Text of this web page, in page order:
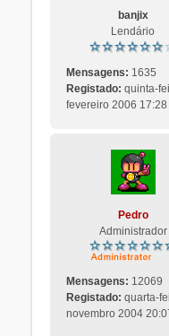
banjix
Lendário
Mensagens: 1635
Registado: quinta-
fevereiro 2006 17:28
Pedro
Administrador
Mensagens: 12069
Registado: quarta-
novembro 2004